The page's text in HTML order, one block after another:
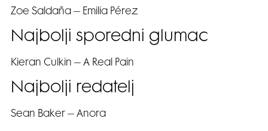
Zoe Saldaña – Emilia Pérez
Najbolji sporedni glumac
Kieran Culkin – A Real Pain
Najbolji redatelj
Sean Baker – Anora